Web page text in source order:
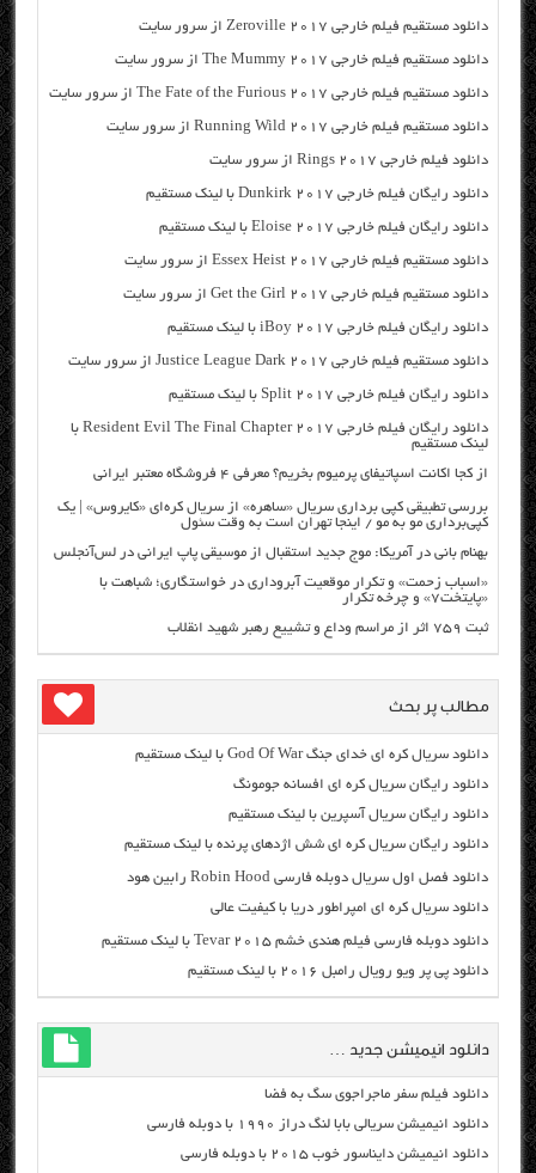
دانلود مستقیم فیلم خارجی Zeroville 2017 از سرور سایت
دانلود مستقیم فیلم خارجی The Mummy 2017 از سرور سایت
دانلود مستقیم فیلم خارجی The Fate of the Furious 2017 از سرور سایت
دانلود مستقیم فیلم خارجی Running Wild 2017 از سرور سایت
دانلود فیلم خارجی Rings 2017 از سرور سایت
دانلود رایگان فیلم خارجی Dunkirk 2017 با لینک مستقیم
دانلود رایگان فیلم خارجی Eloise 2017 با لینک مستقیم
دانلود مستقیم فیلم خارجی Essex Heist 2017 از سرور سایت
دانلود مستقیم فیلم خارجی Get the Girl 2017 از سرور سایت
دانلود رایگان فیلم خارجی iBoy 2017 با لینک مستقیم
دانلود مستقیم فیلم خارجی Justice League Dark 2017 از سرور سایت
دانلود رایگان فیلم خارجی Split 2017 با لینک مستقیم
دانلود رایگان فیلم خارجی Resident Evil The Final Chapter 2017 با
لینک مستقیم
از کجا اکانت اسپاتیفای پرمیوم بخریم؟ معرفی ۴ فروشگاه معتبر ایرانی
بررسی تطبیقی کپی برداری سریال «ساهره» از سریال کره‌ای «کایروس» | یک
کپی‌برداری مو به مو / اینجا تهران است به وقت سئول
بهنام بانی در آمریکا: موج جدید استقبال از موسیقی پاپ ایرانی در لس‌آنجلس
«اسباب زحمت» و تکرار موقعیت آبروداری در خواستگاری؛ شباهت با
«پایتخت۷» و چرخه تکرار
ثبت ۷۵۹ اثر از مراسم وداع و تشییع رهبر شهید انقلاب
مطالب پر بحث
دانلود سریال کره ای خدای جنگ God Of War با لینک مستقیم
دانلود رایگان سریال کره ای افسانه جومونگ
دانلود رایگان سریال آسپرین با لینک مستقیم
دانلود رایگان سریال کره ای شش اژدهای پرنده با لینک مستقیم
دانلود فصل اول سریال دوبله فارسی Robin Hood رابین هود
دانلود سریال کره ای امپراطور دریا با کیفیت عالی
دانلود دوبله فارسی فیلم هندی خشم Tevar ۲۰۱۵ با لینک مستقیم
دانلود پی پر ویو رویال رامبل ۲۰۱۶ با لینک مستقیم
دانلود انیمیشن جدید …
دانلود فیلم سفر ماجراجوی سگ به فضا
دانلود انیمیشن سریالی بابا لنگ دراز ۱۹۹۰ با دوبله فارسی
دانلود انیمیشن دایناسور خوب ۲۰۱۵ با دوبله فارسی